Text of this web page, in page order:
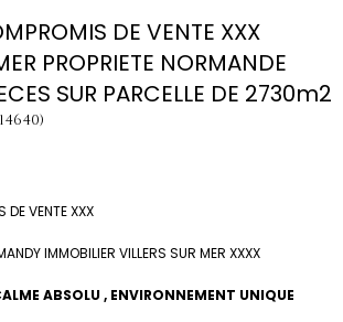
DE VENTE XXX
PROPRIETE NORMANDE
SUR PARCELLE DE 2730m2
DE VENTE XXX
IMMOBILIER VILLERS SUR MER XXXX
ABSOLU , ENVIRONNEMENT UNIQUE